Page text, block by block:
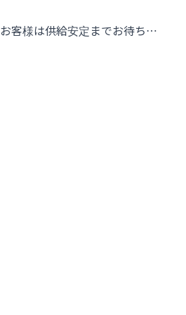
客様は供給安定までお待ち…